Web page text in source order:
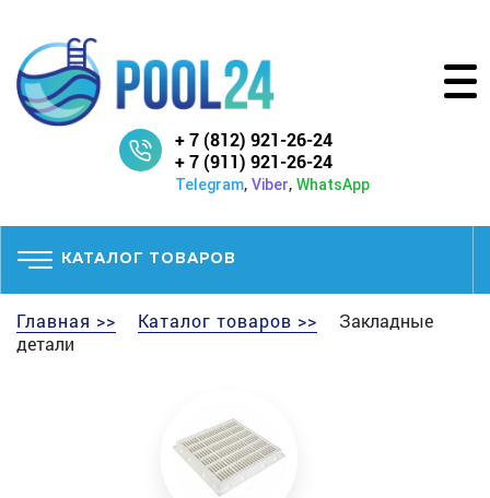
+ 7 (812) 921-26-24
+ 7 (911) 921-26-24
Telegram, Viber, WhatsApp
КАТАЛОГ ТОВАРОВ
Главная >> Каталог товаров >>
Закладные
детали